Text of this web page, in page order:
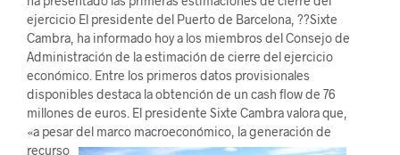
ejercicio El presidente del Puerto de Barcelona, ??Sixte
Cambra, ha informado hoy a los miembros del Consejo de
Administración de la estimación de cierre del ejercicio
económico. Entre los primeros datos provisionales
disponibles destaca la obtención de un cash flow de 76
millones de euros. El presidente Sixte Cambra valora que,
«a pesar del marco macroeconómico, la generación de
recurso